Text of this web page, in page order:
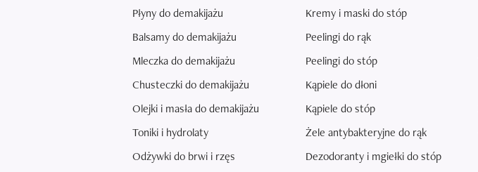
Płyny do demakijażu
Balsamy do demakijażu
Mleczka do demakijażu
Chusteczki do demakijażu
Olejki i masła do demakijażu
Toniki i hydrolaty
Odżywki do brwi i rzęs
Kremy i maski do stóp
Peelingi do rąk
Peelingi do stóp
Kąpiele do dłoni
Kąpiele do stóp
Żele antybakteryjne do rąk
Dezodoranty i mgiełki do stóp